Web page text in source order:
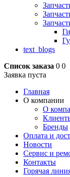
text_blogs
Список заказа 0 0
Заявка пуста
Главная
О компании
О
Бренды
Оплата и
Новости
Сервис и
Контакты
Горячая